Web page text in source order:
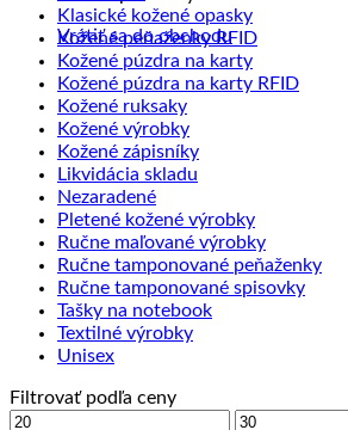
Vrátiť sa do obchodu
Klasické kožené opasky
Kožené peňaženky RFID
Kožené púzdra na karty
Kožené púzdra na karty RFID
Kožené ruksaky
Kožené výrobky
Kožené zápisníky
Likvidácia skladu
Nezaradené
Pletené kožené výrobky
Ručne maľované výrobky
Ručne tamponované peňaženky
Ručne tamponované spisovky
Tašky na notebook
Textilné výrobky
Unisex
Filtrovať podľa ceny
Minimálna
Maximálna